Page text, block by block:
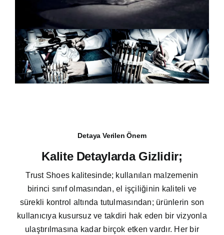
Detaya Verilen Önem
Kalite Detaylarda Gizlidir;
Trust Shoes kalitesinde; kullanılan malzemenin
birinci sınıf olmasından, el işçiliğinin kaliteli ve
sürekli kontrol altında tutulmasından; ürünlerin son
kullanıcıya kusursuz ve takdiri hak eden bir vizyonla
ulaştırılmasına kadar birçok etken vardır. Her bir